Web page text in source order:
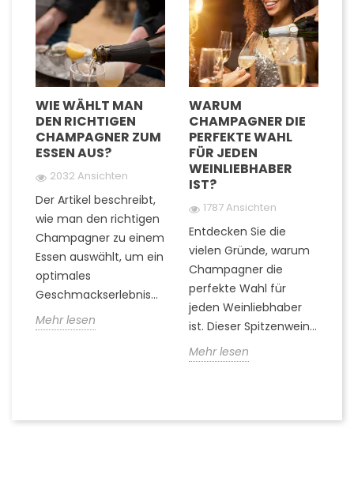
WIE WÄHLT MAN
DEN RICHTIGEN
CHAMPAGNER ZUM
ESSEN AUS?
2032 Ansichten
Der Artikel beschreibt,
wie man den richtigen
Champagner zu einem
Essen auswählt, um ein
optimales
Geschmackserlebnis...
Mehr lesen
WARUM
CHAMPAGNER DIE
PERFEKTE WAHL
FÜR JEDEN
WEINLIEBHABER
IST?
1787 Ansichten
Entdecken Sie die
vielen Gründe, warum
Champagner die
perfekte Wahl für
jeden Weinliebhaber
ist. Dieser Spitzenwein...
Mehr lesen